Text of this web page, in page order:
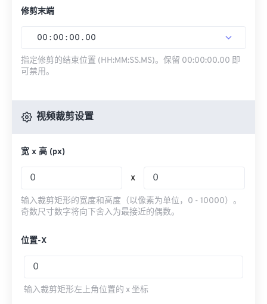
修剪末端
00 : 00 : 00 . 00
指定修剪的结束位置 (HH:MM:SS.MS)。保留 00:00:00.00 即
可禁用。
视频裁剪设置
宽 x 高 (px)
x
输入裁剪矩形的宽度和高度（以像素为单位，0 - 10000）。
奇数尺寸数字将向下舍入为最接近的偶数。
位置-X
输入裁剪矩形左上角位置的 x 坐标